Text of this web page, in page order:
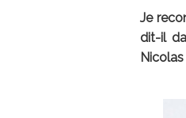
Je
dit-il